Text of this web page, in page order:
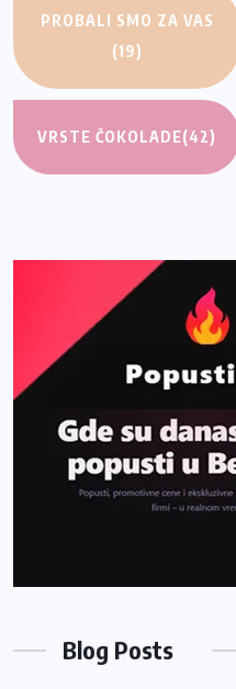
PROBALI SMO ZA VAS
(19)
VRSTE ČOKOLADE(42)
Blog Posts